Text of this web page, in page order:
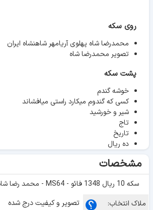
روی سکه
محمدرضا شاه پهلوی آریامهر شاهنشاه ایران
تصویر محمدرضا شاه
پشت سکه
خوشه گندم
کسی که گندوم میکارد راستی میافشاند
شیر و خورشید
تاج
تاریخ
ده ریال
مشخصات
سکه 10 ریال 1348 فائو - MS64 - محمد رضا شاه
ملاک انتخاب:
تصویر و کیفیت درج شده